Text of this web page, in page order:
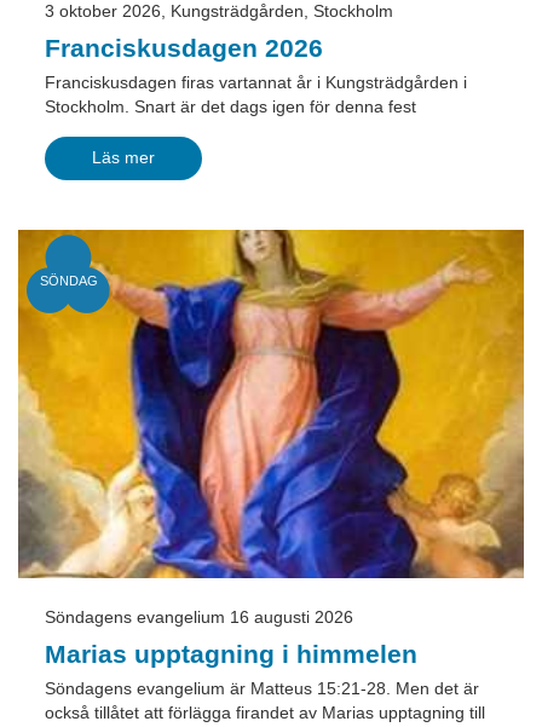
3 oktober 2026, Kungsträdgården, Stockholm
Franciskusdagen 2026
Franciskusdagen firas vartannat år i Kungsträdgården i
Stockholm. Snart är det dags igen för denna fest
Läs mer
SÖNDAG
Söndagens evangelium 16 augusti 2026
Marias upptagning i himmelen
Söndagens evangelium är Matteus 15:21-28. Men det är
också tillåtet att förlägga firandet av Marias upptagning till